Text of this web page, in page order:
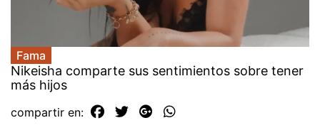
Fama
Nikeisha comparte sus sentimientos sobre tener
más hijos
compartir en: